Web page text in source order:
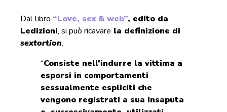
Dal libro “Love, sex & web”, edito da
Ledizioni, si può ricavare la definizione di
sextortion.
“Consiste nell’indurre la vittima a
esporsi in comportamenti
sessualmente espliciti che
vengono registrati a sua insaputa